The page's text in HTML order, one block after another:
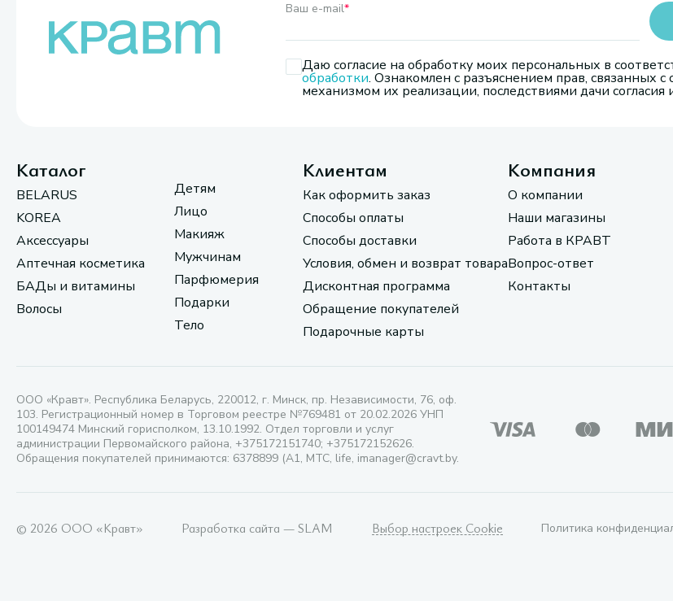
Ваш e-mail*
Даю согласие на обработку моих персональных в
обработки. Ознакомлен с разъяснением прав, связанных с
механизмом их реализации, последствиями дачи согласия
Каталог
BELARUS
KOREA
Аксессуары
Аптечная косметика
БАДы и витамины
Волосы
Детям
Лицо
Макияж
Мужчинам
Парфюмерия
Подарки
Тело
Клиентам
Как оформить заказ
Способы оплаты
Способы доставки
Условия, обмен и возврат товара
Дисконтная программа
Обращение покупателей
Подарочные карты
Компания
О компании
Наши магазины
Работа в КРАВТ
Вопрос-ответ
Контакты
ООО «Кравт». Республика Беларусь, 220012, г. Минск, пр. Независимости, 76, оф.
103. Регистрационный номер в Торговом реестре №769481 от 20.02.2026 УНП
100149474 Минский горисполком, 13.10.1992. Отдел торговли и услуг
администрации Первомайского района, +375172151740; +375172152626.
Обращения покупателей принимаются: 6378899 (А1, МТС, life, imanager@cravt.by.
© 2026 ООО «Кравт» Разработка сайта — SLAM Выбор настроек Cookie Политика